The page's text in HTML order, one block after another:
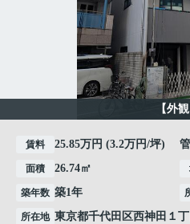
【外
賃料 25.85万円 (3.2万円/坪) 管
面積 26.74㎡
築年数 築1年
所在地 東京都千代田区西神田 １